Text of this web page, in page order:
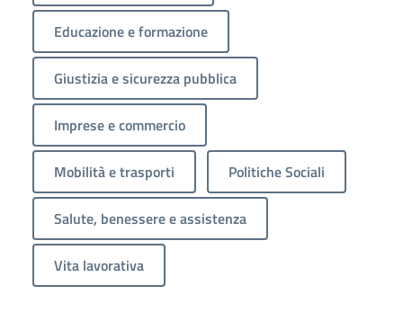
Educazione e formazione
Giustizia e sicurezza pubblica
Imprese e commercio
Mobilità e trasporti Politiche Sociali
Salute, benessere e assistenza
Vita lavorativa